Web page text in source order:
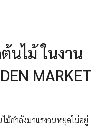
นไม้ ในงาน
MARKET
ม้กำลังมาแรงจนหยุดไม่อยู่